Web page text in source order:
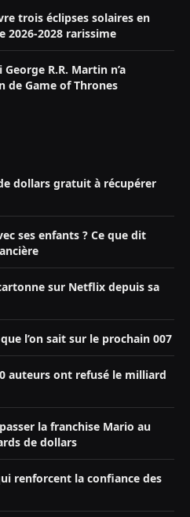
trois éclipses solaires en
2026-2028 rarissime
R.R. Martin n’a
de Game of Thrones
dollars gratuit à récupérer
ses enfants ? Ce que dit
sur Netflix depuis sa
l’on sait sur le prochain 007
auteurs ont refusé le milliard
la franchise Mario au
de dollars
renforcent la confiance des